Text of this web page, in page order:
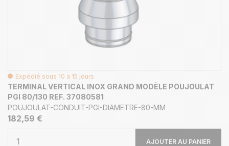
Expédié sous 10 à 15 jours
TERMINAL VERTICAL INOX GRAND MODÈLE POUJOULAT
PGI 80/130 REF. 37080581
POUJOULAT-CONDUIT-PGI-DIAMETRE-80-MM
182,59 €
AJOUTER AU PANIER